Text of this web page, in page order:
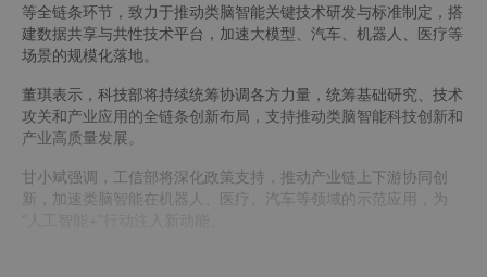
等全链条环节，致力于推动类脑智能关键技术研发与标准制定，搭
建数据共享与共性技术平台，加速大模型、汽车、机器人、医疗等
场景的规模化落地。
董琪表示，科技部将持续统筹协调各方力量，统筹基础研究、技术
攻关和产业应用的全链条创新布局，支持推动类脑智能科技创新和
产业高质量发展。
甘小斌强调，工信部将深化政策支持，推动产业链上下游协同创
新，加速类脑智能在机器人、医疗、汽车等领域的示范应用，为